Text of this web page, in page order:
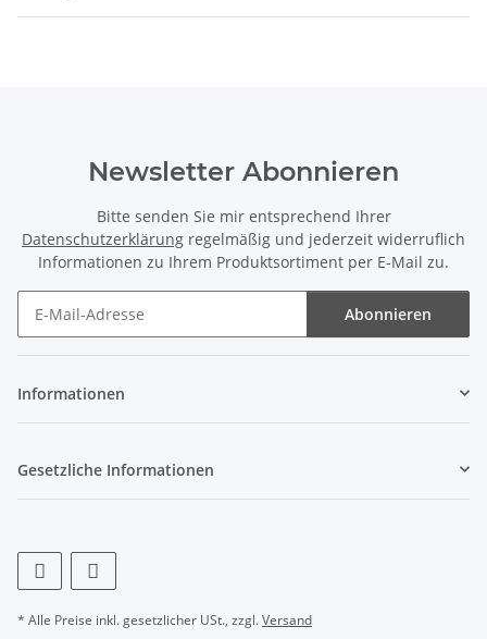
Newsletter Abonnieren
Bitte senden Sie mir entsprechend Ihrer
Datenschutzerklärung regelmäßig und jederzeit widerruflich
Informationen zu Ihrem Produktsortiment per E-Mail zu.
Abonnieren
Informationen
Gesetzliche Informationen
* Alle Preise inkl. gesetzlicher USt., zzgl.Versand